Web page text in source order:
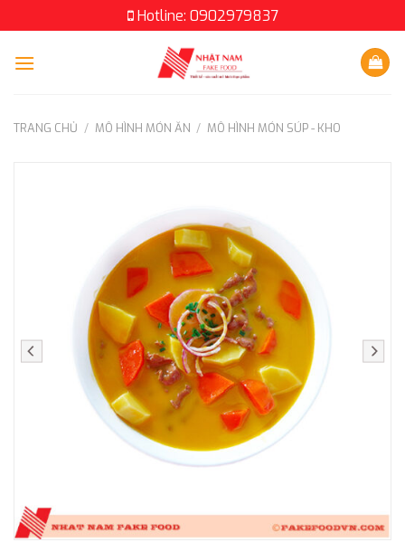
to
content
Hotline: 0902979837
TRANG CHỦ / MÔ HÌNH MÓN ĂN / MÔ HÌNH MÓN SÚP - KHO